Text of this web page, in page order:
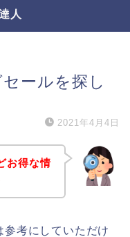
人
ールを探し
2021年4月4日
お得な情
考にしていただけ